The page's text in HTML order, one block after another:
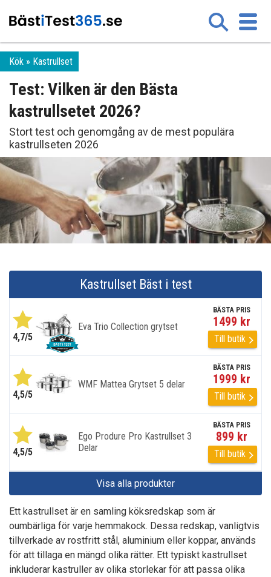
Kök Kastrullset
Test: Vilken är den Bästa
kastrullsetet 2026?
Stort test och genomgång av de mest populära
kastrullseten 2026
Kastrullset Bäst i test
4,7/5
Eva Trio Collection grytset
BÄSTA PRIS
1499 kr
Till butik
4,5/5
WMF Mattea Grytset 5 delar
BÄSTA PRIS
1999 kr
Till butik
4,5/5
Ego Produre Pro Kastrullset 3
Delar
BÄSTA PRIS
899 kr
Till butik
Visa alla produkter
Ett kastrullset är en samling köksredskap som är
oumbärliga för varje hemmakock. Dessa redskap, vanligtvis
tillverkade av rostfritt stål, aluminium eller koppar, används
för att tillaga en mängd olika rätter. Ett typiskt kastrullset
inkluderar kastruller av olika storlekar för att passa olika